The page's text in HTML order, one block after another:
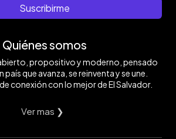
Suscribirme
Quiénes somos
propositivo y moderno, pensado
país que avanza, se reinventa y se une.
conexión con lo mejor de El Salvador.
Ver mas ❯